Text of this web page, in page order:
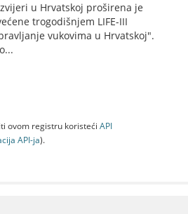
u Hrvatskoj proširena je
trogodišnjem LIFE-III
vukovima u Hrvatskoj".
ovom registru koristeći API
API-jа).